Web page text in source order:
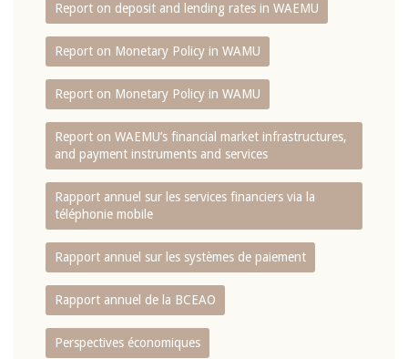
Report on deposit and lending rates in WAEMU
Report on Monetary Policy in WAMU
Report on Monetary Policy in WAMU
Report on WAEMU’s financial market infrastructures,
and payment instruments and services
Rapport annuel sur les services financiers via la
téléphonie mobile
Rapport annuel sur les systèmes de paiement
Rapport annuel de la BCEAO
Perspectives économiques